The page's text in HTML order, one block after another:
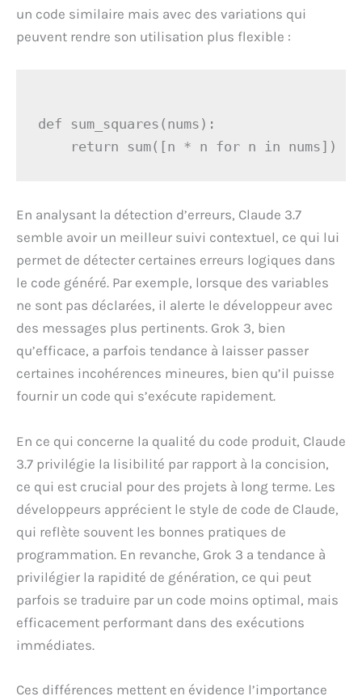
un code similaire mais avec des variations qui
peuvent rendre son utilisation plus flexible :
def sum_squares(nums):
En analysant la détection d’erreurs, Claude 3.7
semble avoir un meilleur suivi contextuel, ce qui lui
permet de détecter certaines erreurs logiques dans
le code généré. Par exemple, lorsque des variables
ne sont pas déclarées, il alerte le développeur avec
des messages plus pertinents. Grok 3, bien
qu’efficace, a parfois tendance à laisser passer
certaines incohérences mineures, bien qu’il puisse
fournir un code qui s’exécute rapidement.
En ce qui concerne la qualité du code produit, Claude
3.7 privilégie la lisibilité par rapport à la concision,
ce qui est crucial pour des projets à long terme. Les
développeurs apprécient le style de code de Claude,
qui reflète souvent les bonnes pratiques de
programmation. En revanche, Grok 3 a tendance à
privilégier la rapidité de génération, ce qui peut
parfois se traduire par un code moins optimal, mais
efficacement performant dans des exécutions
immédiates.
Ces différences mettent en évidence l’importance